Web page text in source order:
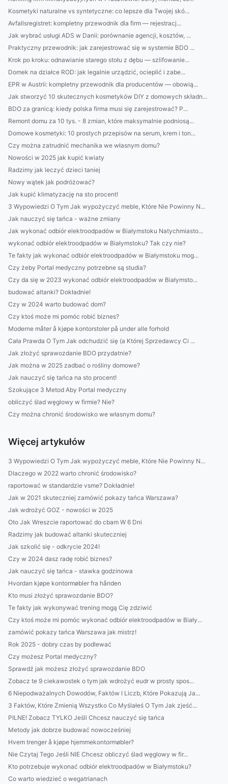
Kosmetyki naturalne vs syntetyczne: co lepsze dla Twojej skó...
Avfallsregistret: kompletny przewodnik dla firm — rejestracj...
Jak wybrać usługi ADS w Danii: porównanie agencji, kosztów, ...
Praktyczny przewodnik: jak zarejestrować się w systemie BDO ...
Krok po kroku: odnawianie starego stołu z dębu — szlifowanie...
Domek na działce ROD: jak legalnie urządzić, ocieplić i zabe...
EPR w Austrii: kompletny przewodnik dla producentów — obowią...
Jak stworzyć 10 skutecznych kosmetyków DIY z domowych składn...
BDO za granicą: kiedy polska firma musi się zarejestrować? P...
Remont domu za 10 tys. - 8 zmian, które maksymalnie podniosą...
Domowe kosmetyki: 10 prostych przepisów na serum, krem i ton...
Czy można zatrudnić mechanika we własnym domu?
Nowości w 2025 jak kupić kwiaty
Radzimy jak leczyć dzieci taniej
Nowy wątek jak podróżować?
Jak kupić klimatyzację na sto procent!
3 Wypowiedzi O Tym Jak wypożyczyć meble, Które Nie Powinny N...
Jak nauczyć się tańca - ważne zmiany
Jak wykonać odbiór elektroodpadów w Białymstoku Natychmiasto...
wykonać odbiór elektroodpadów w Białymstoku? Tak czy nie?
Te fakty jak wykonać odbiór elektroodpadów w Białymstoku mog...
Czy żeby Portal medyczny potrzebne są studia?
Czy da się w 2023 wykonać odbiór elektroodpadów w Białymsto...
budować altanki? Dokładnie!
Czy w 2024 warto budować dom?
Czy ktoś może mi pomóc robić biznes?
Moderne måter å kjøpe kontorstoler på under alle forhold
Cała Prawda O Tym Jak odchudzić się (a Której Sprzedawcy Ci ...
Jak złożyć sprawozdanie BDO przydatnie?
Jak można w 2025 zadbać o rośliny domowe?
Jak nauczyć się tańca na sto procent!
Szokujące 3 Metod Aby Portal medyczny
obliczyć ślad węglowy w firmie? Nie?
Czy można chronić środowisko we własnym domu?
Więcej artykułów
3 Wypowiedzi O Tym Jak wypożyczyć meble, Które Nie Powinny N...
Dlaczego w 2022 warto chronić środowisko?
raportować w standardzie vsme? Dokładnie!
Jak w 2021 skuteczniej zamówić pokazy tańca Warszawa?
Jak wdrożyć GOZ - nowości w 2025
Oto Jak Wreszcie raportować do cbam W 6 Dni
Radzimy jak budować altanki skuteczniej
Jak szkolić się - odkrycie 2024!
Czy w 2024 dasz radę robić biznes?
Jak nauczyć się tańca - stawka godzinowa
Hvordan kjøpe kontormøbler fra hånden
Kto musi złożyć sprawozdanie BDO?
Te fakty jak wykonywać trening mogą Cię zdziwić
Czy ktoś może mi pomóc wykonać odbiór elektroodpadów w Biały...
zamówić pokazy tańca Warszawa jak mistrz!
Rok 2025 - dobry czas by podlewać
Czy możesz Portal medyczny?
Sprawdź jak możesz złożyć sprawozdanie BDO
Zobacz te 9 ciekawostek o tym jak wdrożyć eudr w prosty spos...
6 Niepodważalnych Dowodów, Faktów I Liczb, Które Pokazują Ja...
3 Faktów, Które Zmienią Wszystko Co Myślałeś O Tym Jak zjeść...
PILNE! Zobacz TYLKO Jeśli Chcesz nauczyć się tańca
Metody jak dobrze budować nowocześniej
Hvem trenger å kjøpe hjemmekontormøbler?
Nie Czytaj Tego Jeśli NIE Chcesz obliczyć ślad węglowy w fir...
Kto potrzebuje wykonać odbiór elektroodpadów w Białymstoku?
Co warto wiedzieć o wegatrianach